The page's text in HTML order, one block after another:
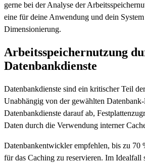
gerne bei der Analyse der
eine für deine Anwendung und dein System
Dimensionierung.
Arbeitsspeichernutzung
Datenbankdienste
Datenbankdienste sind ein kritischer Teil
Unabhängig von der gewählten
Datenbankdienste darauf ab,
Daten durch die Verwendung interner
Datenbankentwickler empfehlen, bis zu 70
für das Caching zu reservieren. Im Idealfall